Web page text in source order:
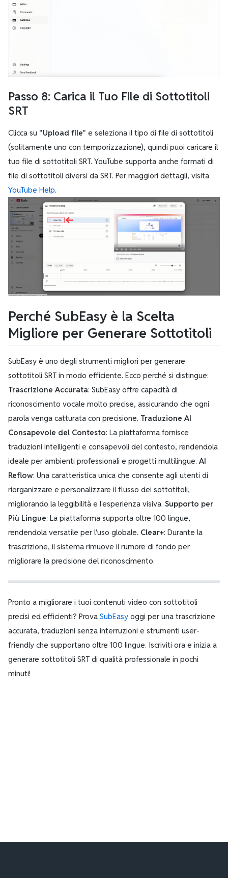
Passo 8: Carica il Tuo File di Sottotitoli
SRT
Clicca su "Upload file" e seleziona il tipo di file di sottotitoli
(solitamente uno con temporizzazione), quindi puoi caricare il
tuo file di sottotitoli SRT. YouTube supporta anche formati di
file di sottotitoli diversi da SRT. Per maggiori dettagli, visita
YouTube Help.
Perché SubEasy è la Scelta
Migliore per Generare Sottotitoli
SubEasy è uno degli strumenti migliori per generare
sottotitoli SRT in modo efficiente. Ecco perché si distingue:
Trascrizione Accurata: SubEasy offre capacità di
riconoscimento vocale molto precise, assicurando che ogni
parola venga catturata con precisione. Traduzione AI
Consapevole del Contesto: La piattaforma fornisce
traduzioni intelligenti e consapevoli del contesto, rendendola
ideale per ambienti professionali e progetti multilingue. AI
Reflow: Una caratteristica unica che consente agli utenti di
riorganizzare e personalizzare il flusso dei sottotitoli,
migliorando la leggibilità e l'esperienza visiva. Supporto per
Più Lingue: La piattaforma supporta oltre 100 lingue,
rendendola versatile per l'uso globale. Clear+: Durante la
trascrizione, il sistema rimuove il rumore di fondo per
migliorare la precisione del riconoscimento.
Pronto a migliorare i tuoi contenuti video con sottotitoli
precisi ed efficienti? Prova SubEasy oggi per una trascrizione
accurata, traduzioni senza interruzioni e strumenti user-
friendly che supportano oltre 100 lingue. Iscriviti ora e inizia a
generare sottotitoli SRT di qualità professionale in pochi
minuti!